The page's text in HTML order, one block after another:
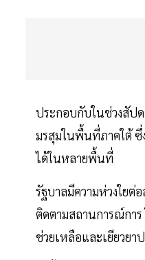
ประกอบกับในช่วงสัป
มรสุมในพื้นที่ภาคใต้
ได้ในหลายพื้นที่
รัฐบาลมีความห่วงใย
ติดตามสถานการณ์การ
ช่วยเหลือและเยียวย